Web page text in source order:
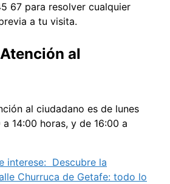
67 para resolver cualquier
a tu visita.
al
al ciudadano es de lunes
14:00 horas, y de 16:00 a
interese: Descubre la
Churruca de Getafe: todo lo